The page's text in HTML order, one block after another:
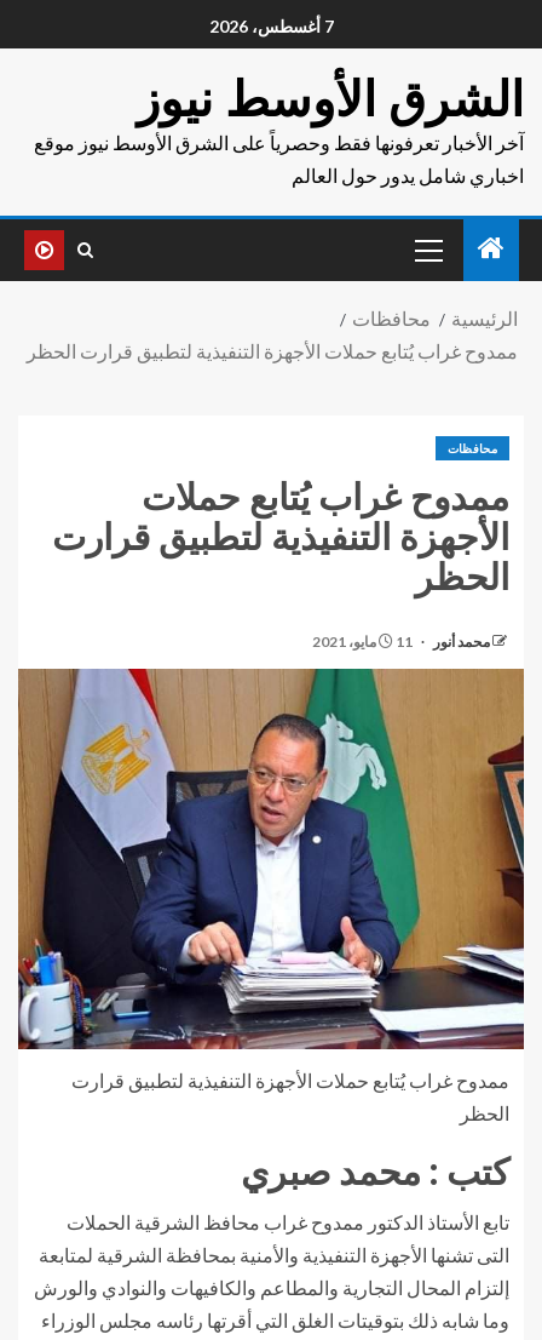
7 أغسطس، 2026
الشرق الأوسط نيوز
آخر الأخبار تعرفونها فقط وحصرياً على الشرق الأوسط نيوز موقع
اخباري شامل يدور حول العالم
الرئيسية
محافظات
ممدوح غراب يُتابع حملات الأجهزة التنفيذية لتطبيق قرارت الحظر
محافظات
ممدوح غراب يُتابع حملات
الأجهزة التنفيذية لتطبيق قرارت
الحظر
محمد أنور 11 مايو، 2021
ممدوح غراب يُتابع حملات الأجهزة التنفيذية لتطبيق قرارت
الحظر
كتب : محمد صبري
تابع الأستاذ الدكتور ممدوح غراب محافظ الشرقية الحملات
التى تشنها الأجهزة التنفيذية والأمنية بمحافظة الشرقية لمتابعة
إلتزام المحال التجارية والمطاعم والكافيهات والنوادي والورش
وما شابه ذلك بتوقيتات الغلق التي أقرتها رئاسه مجلس الوزراء